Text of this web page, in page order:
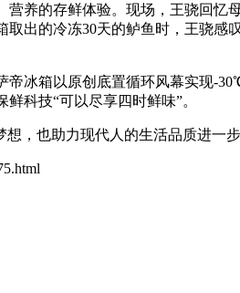
养的存鲜体验。现场，王骁回忆
出的冷冻30天的鲈鱼时，王骁感
冰箱以原创底置循环风幕实现-
科技“可以尽享四时鲜味”。
，也助力现代人的生活品质进一步